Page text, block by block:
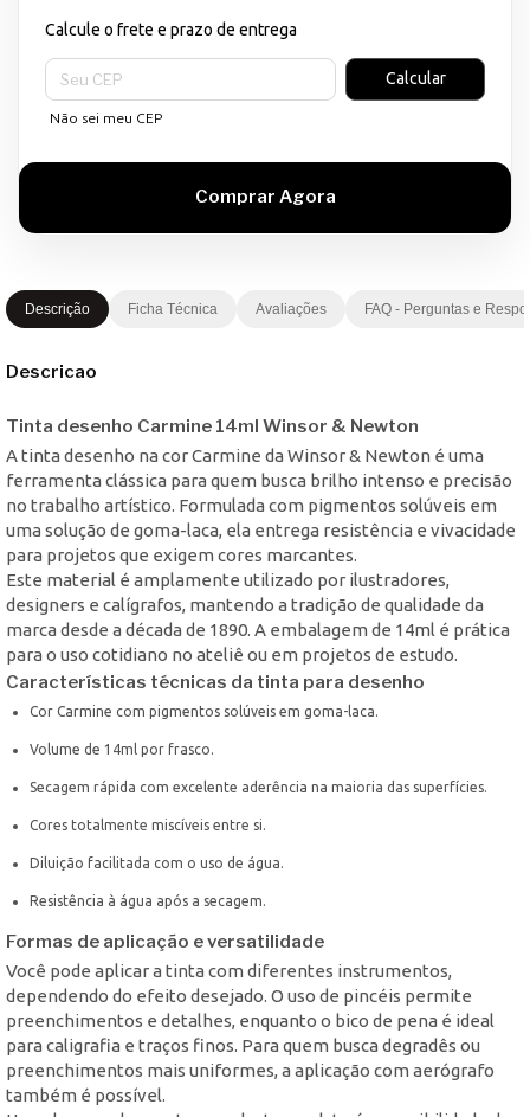
Calcule o frete e prazo de entrega
Entregas para o CEP:
Calcular
Não sei meu CEP
Descrição Ficha Técnica Avaliações FAQ - Perguntas e
Descricao
Tinta desenho Carmine 14ml Winsor & Newton
A tinta desenho na cor Carmine da Winsor & Newton é uma
ferramenta clássica para quem busca brilho intenso e precisão
no trabalho artístico. Formulada com pigmentos solúveis em
uma solução de goma-laca, ela entrega resistência e vivacidade
para projetos que exigem cores marcantes.
Este material é amplamente utilizado por ilustradores,
designers e calígrafos, mantendo a tradição de qualidade da
marca desde a década de 1890. A embalagem de 14ml é prática
para o uso cotidiano no ateliê ou em projetos de estudo.
Características técnicas da tinta para desenho
Cor Carmine com pigmentos solúveis em goma-laca.
Volume de 14ml por frasco.
Secagem rápida com excelente aderência na maioria das superfícies.
Cores totalmente miscíveis entre si.
Diluição facilitada com o uso de água.
Resistência à água após a secagem.
Formas de aplicação e versatilidade
Você pode aplicar a tinta com diferentes instrumentos,
dependendo do efeito desejado. O uso de pincéis permite
preenchimentos e detalhes, enquanto o bico de pena é ideal
para caligrafia e traços finos. Para quem busca degradês ou
preenchimentos mais uniformes, a aplicação com aerógrafo
também é possível.